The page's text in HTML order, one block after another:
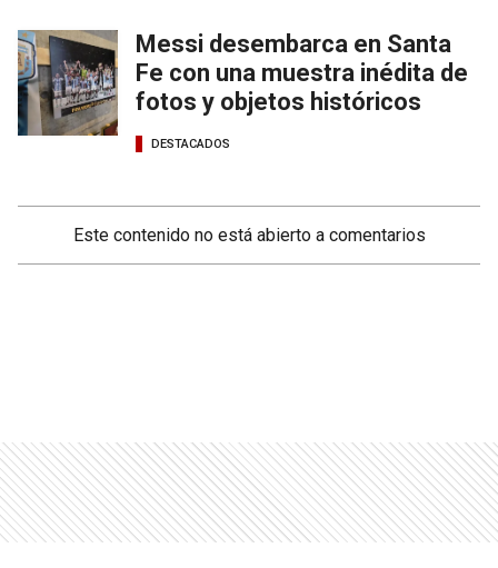
Messi desembarca en Santa
Fe con una muestra inédita de
fotos y objetos históricos
DESTACADOS
Este contenido no está abierto a comentarios